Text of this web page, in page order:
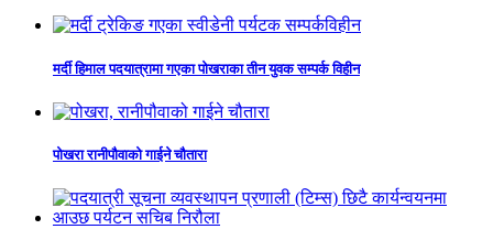
मर्दी हिमाल पदयात्रामा गएका पोखराका तीन युवक सम्पर्क विहीन
पोखरा रानीपौवाको गाईने चौतारा